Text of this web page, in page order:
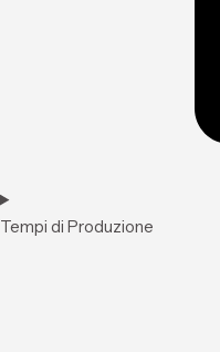
Tempi di Produzione